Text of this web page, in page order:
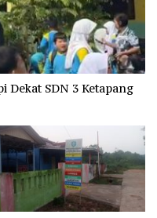
Dekat SDN 3 Ketapang